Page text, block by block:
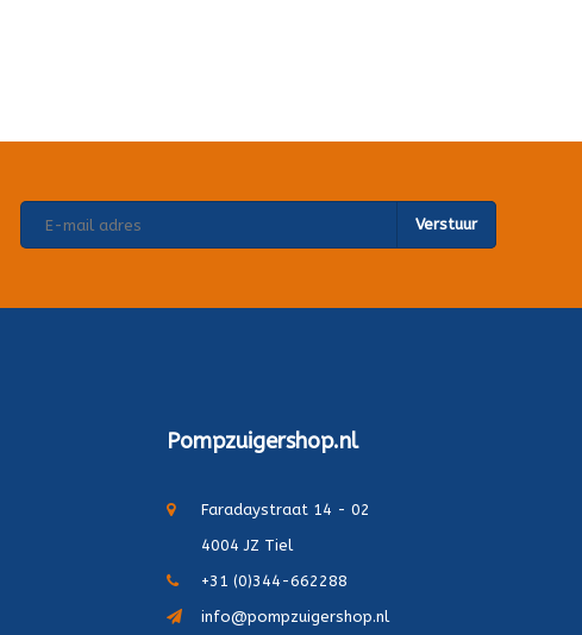
Verstuur
Pompzuigershop.nl
Faradaystraat 14 - 02
4004 JZ Tiel
+31 (0)344-662288
info@pompzuigershop.nl